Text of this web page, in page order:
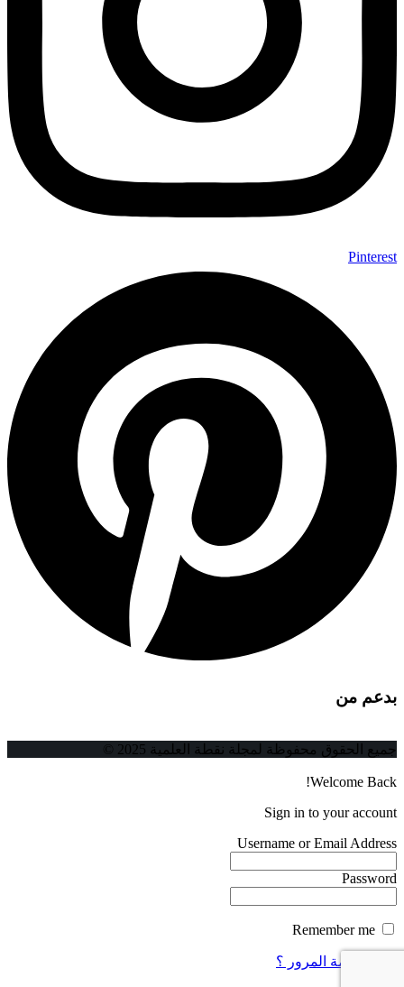
Pinterest
بدعم من
جميع الحقوق محفوظة لمجلة نقطة العلمية 2025 ©
Welcome Back!
Sign in to your account
Username or Email Address
Password
فقدت كلمة المرور ؟